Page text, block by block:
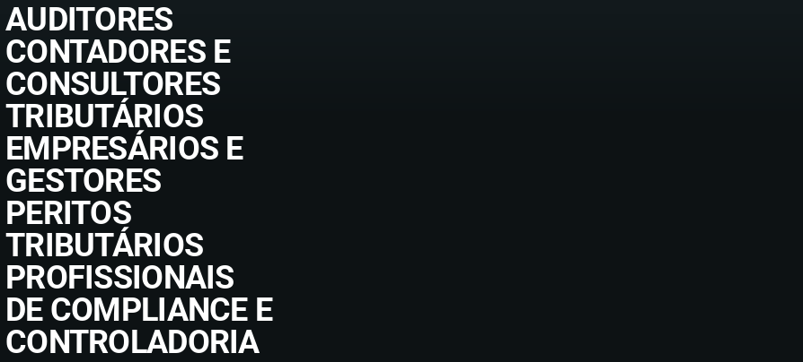
AUDITORES
CONTADORES E
CONSULTORES
TRIBUTÁRIOS
EMPRESÁRIOS E
GESTORES
PERITOS
TRIBUTÁRIOS
PROFISSIONAIS
DE COMPLIANCE E
CONTROLADORIA